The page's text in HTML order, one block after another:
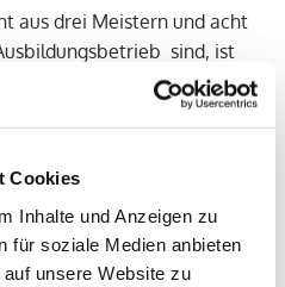
Cookies
Inhalte und Anzeigen zu
für soziale Medien anbieten
unsere Website zu
aus drei Meistern und acht
sind, ist
bei uns vertreten: Stets
Bestandteil unseres
planen und arbeiten
Eine enge Absprache mit